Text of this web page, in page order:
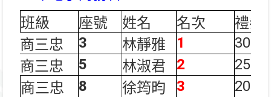
班級
座號 姓名 名次
禮券
商三忠
3 林靜雅 1
300
商三忠
5 林淑君 2
250
商三忠
8 徐筠昀 3
200